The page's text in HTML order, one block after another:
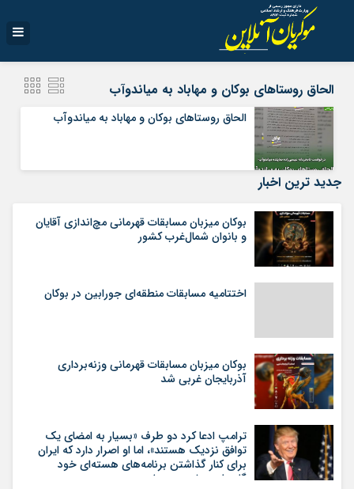
الحاق روستاهای بوکان و مهاباد به میاندوآب
الحاق روستاهای بوکان و مهاباد به میاندوآب
جدید ترین اخبار
بوکان میزبان مسابقات قهرمانی مچ‌اندازی آقایان
و بانوان شمال‌غرب کشور
اختتامیه مسابقات منطقه‌ای جورابین در بوکان
بوکان میزبان مسابقات قهرمانی وزنه‌برداری
آذربایجان غربی شد
ترامپ ادعا کرد دو طرف «بسیار به امضای یک
توافق نزدیک هستند»، اما او اصرار دارد که ایران
برای کنار گذاشتن برنامه‌های هسته‌ای خود
گام‌های بیشتری بردارد